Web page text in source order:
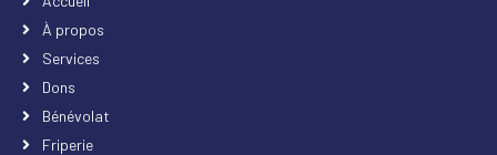
À propos
Services
Dons
Bénévolat
Friperie